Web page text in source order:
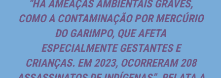
“HÁ AMEAÇAS AMBIENTAIS GRAVES,
COMO A CONTAMINAÇÃO POR MERCÚRIO
DO GARIMPO, QUE AFETA
ESPECIALMENTE GESTANTES E
CRIANÇAS. EM 2023, OCORRERAM 208